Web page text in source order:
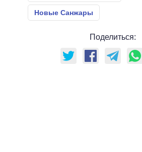
Новые Санжары
Поделиться: